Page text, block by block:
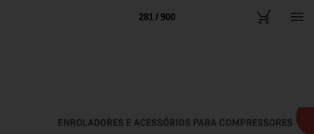
281 / 900